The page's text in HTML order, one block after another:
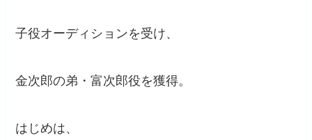
子役オーディションを受け、
金次郎の弟・富次郎役を獲得。
はじめは、